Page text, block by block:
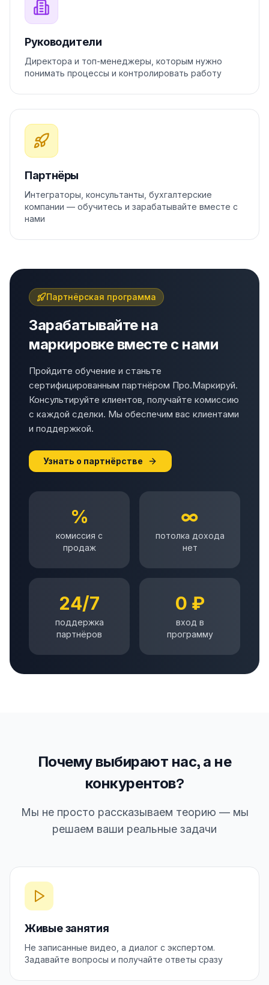
Руководители
Директора и топ-менеджеры, которым нужно
понимать процессы и контролировать работу
Партнёры
Интеграторы, консультанты, бухгалтерские
компании — обучитесь и зарабатывайте вместе с
нами
Партнёрская программа
Зарабатывайте на
маркировке вместе с нами
Пройдите обучение и станьте
сертифицированным партнёром Про.Маркируй.
Консультируйте клиентов, получайте комиссию
с каждой сделки. Мы обеспечим вас клиентами
и поддержкой.
Узнать о партнёрстве
%
комиссия с
продаж
∞
потолка дохода
нет
24/7
поддержка
партнёров
0 ₽
вход в
программу
Почему выбирают нас, а не
конкурентов?
Мы не просто рассказываем теорию — мы
решаем ваши реальные задачи
Живые занятия
Не записанные видео, а диалог с экспертом.
Задавайте вопросы и получайте ответы сразу